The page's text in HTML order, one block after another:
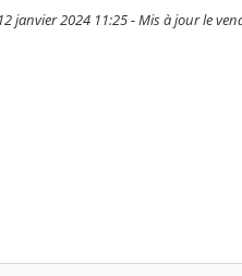
janvier 2024 11:25 - Mis à jour le